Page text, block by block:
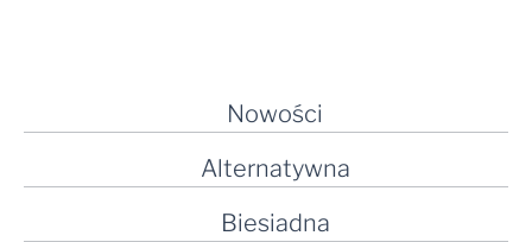
Nowości
Alternatywna
Biesiadna